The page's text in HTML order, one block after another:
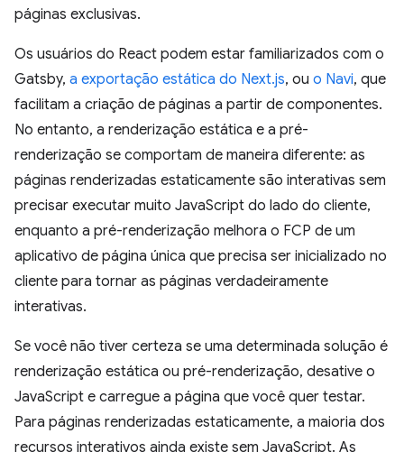
páginas exclusivas.
Os usuários do React podem estar familiarizados com o
Gatsby, a exportação estática do Next.js, ou o Navi, que
facilitam a criação de páginas a partir de componentes.
No entanto, a renderização estática e a pré-
renderização se comportam de maneira diferente: as
páginas renderizadas estaticamente são interativas sem
precisar executar muito JavaScript do lado do cliente,
enquanto a pré-renderização melhora o FCP de um
aplicativo de página única que precisa ser inicializado no
cliente para tornar as páginas verdadeiramente
interativas.
Se você não tiver certeza se uma determinada solução é
renderização estática ou pré-renderização, desative o
JavaScript e carregue a página que você quer testar.
Para páginas renderizadas estaticamente, a maioria dos
recursos interativos ainda existe sem JavaScript. As